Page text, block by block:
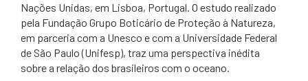
Nações Unidas, em Lisboa, Portugal. O estudo realizado
pela Fundação Grupo Boticário de Proteção à Natureza,
em parceria com a Unesco e com a Universidade Federal
de São Paulo (Unifesp), traz uma perspectiva inédita
sobre a relação dos brasileiros com o oceano.